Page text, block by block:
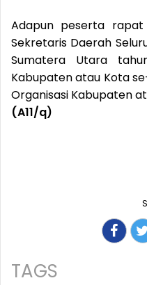
Adapun peserta rapat
Sekretaris Daerah
Sumatera Utara
Kabupaten atau Kota
Organisasi Kabupaten
(A11/q)
TAGS